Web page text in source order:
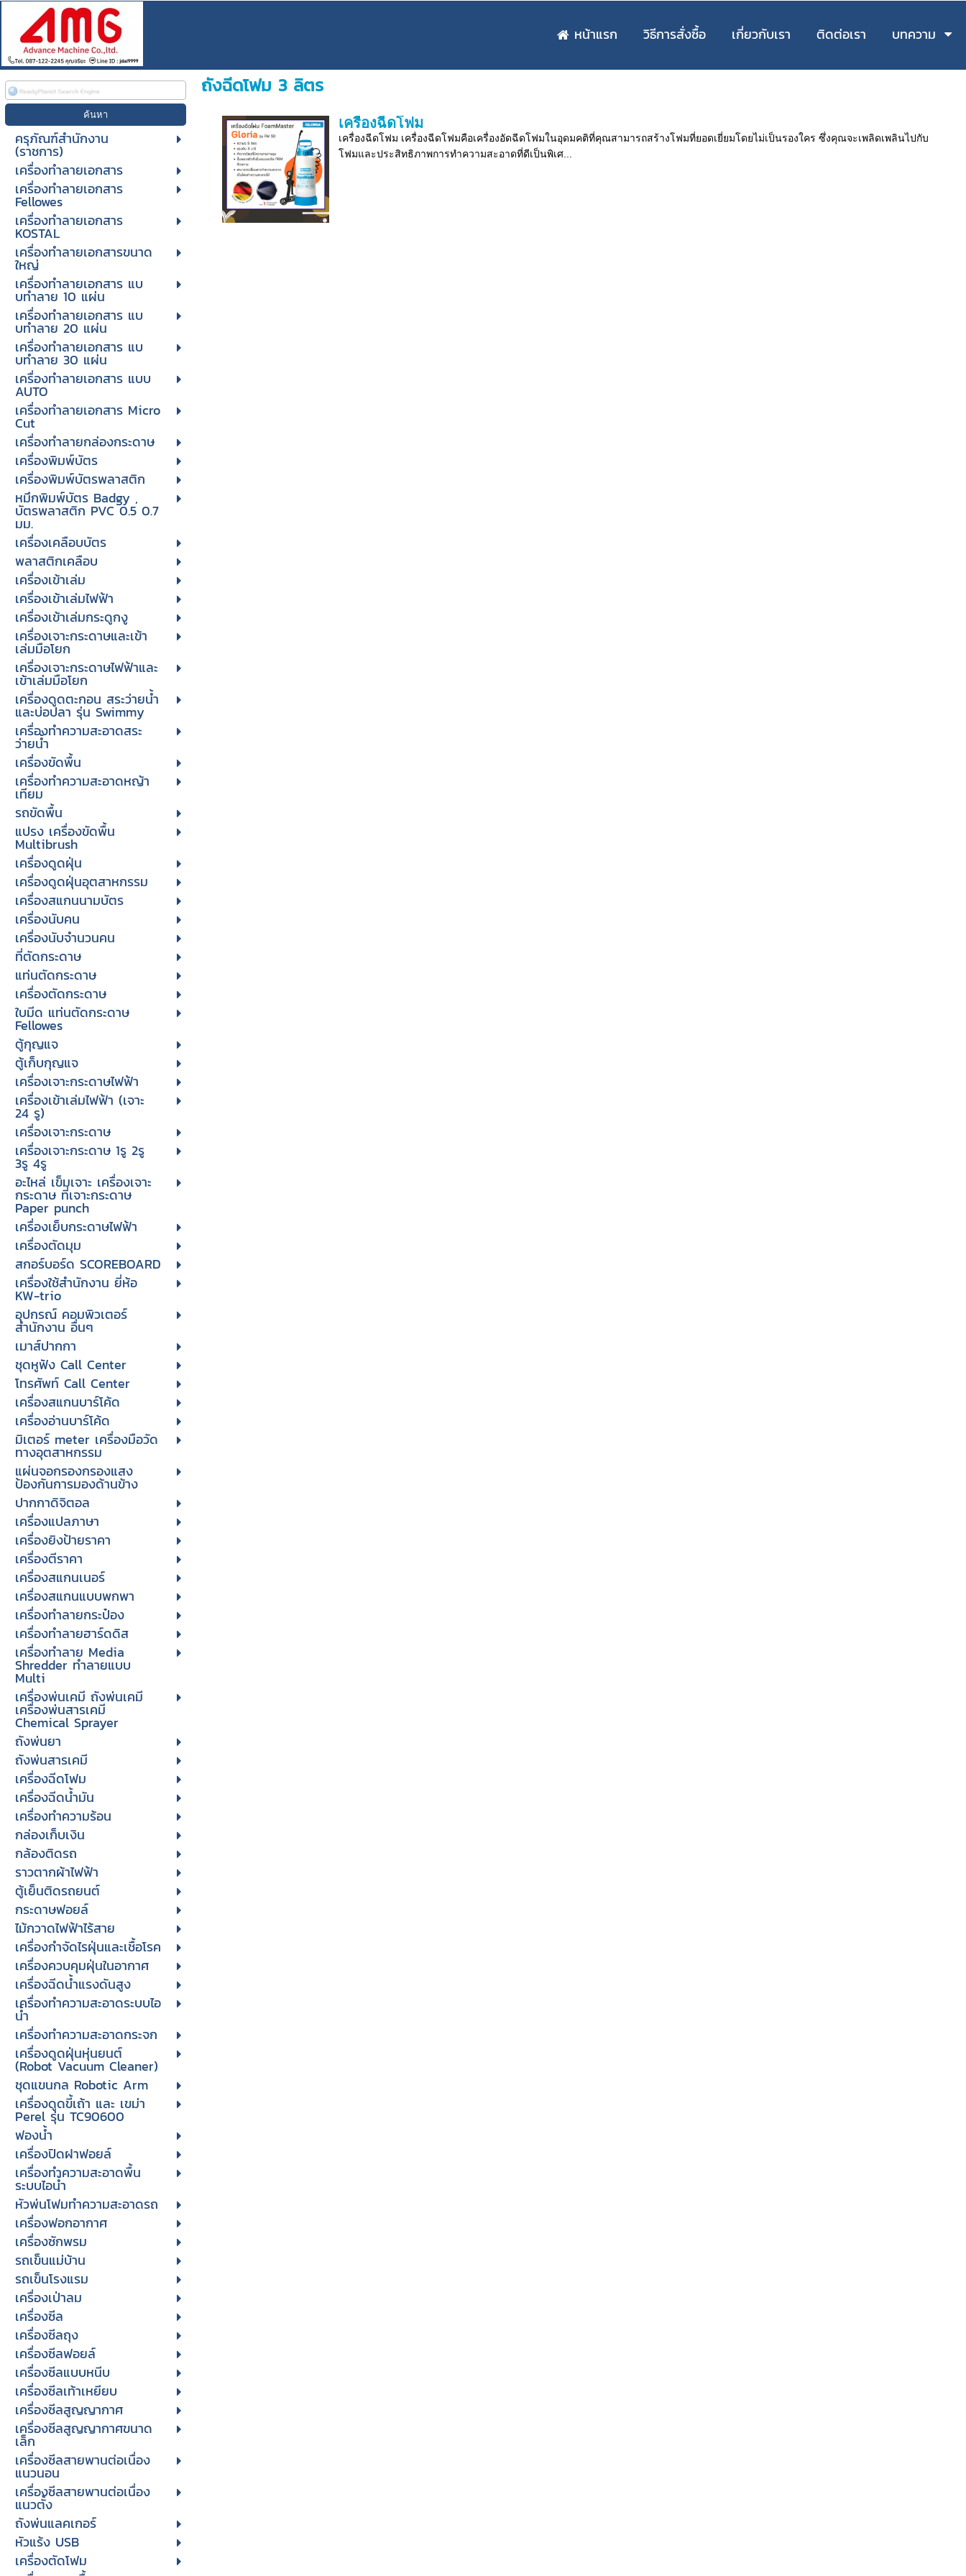
หน้าแรก วิธีการสั่งซื้อ เกี่ยวกับเรา ติดต่อเรา บทความ
ครุภัณฑ์สำนักงาน
(ราชการ)
เครื่องทำลายเอกสาร
เครื่องทำลายเอกสาร
Fellowes
เครื่องทำลายเอกสาร
KOSTAL
เครื่องทำลายเอกสารขนาด
ใหญ่
เครื่องทําลายเอกสาร แบ
บทําลาย 10 แผ่น
เครื่องทําลายเอกสาร แบ
บทําลาย 20 แผ่น
เครื่องทําลายเอกสาร แบ
บทําลาย 30 แผ่น
เครื่องทำลายเอกสาร แบบ
AUTO
เครื่องทำลายเอกสาร Micro
Cut
เครื่องทำลายกล่องกระดาษ
เครื่องพิมพ์บัตร
เครื่องพิมพ์บัตรพลาสติก
หมึกพิมพ์บัตร Badgy ,
บัตรพลาสติก PVC 0.5 0.7
มม.
เครื่องเคลือบบัตร
พลาสติกเคลือบ
เครื่องเข้าเล่ม
เครื่องเข้าเล่มไฟฟ้า
เครื่องเข้าเล่มกระดูกงู
เครื่องเจาะกระดาษและเข้า
เล่มมือโยก
เครื่องเจาะกระดาษไฟฟ้าและ
เข้าเล่มมือโยก
เครื่องดูดตะกอน สระว่ายน้ำ
และบ่อปลา รุ่น Swimmy
เครื่องทำความสะอาดสระ
ว่ายน้ำ
เครื่องขัดพื้น
เครื่องทำความสะอาดหญ้า
เทียม
รถขัดพื้น
แปรง เครื่องขัดพื้น
Multibrush
เครื่องดูดฝุ่น
เครื่องดูดฝุ่นอุตสาหกรรม
เครื่องสแกนนามบัตร
เครื่องนับคน
เครื่องนับจํานวนคน
ที่ตัดกระดาษ
แท่นตัดกระดาษ
เครื่องตัดกระดาษ
ใบมีด แท่นตัดกระดาษ
Fellowes
ตู้กุญแจ
ตู้เก็บกุญแจ
เครื่องเจาะกระดาษไฟฟ้า
เครื่องเข้าเล่มไฟฟ้า (เจาะ
24 รู)
เครื่องเจาะกระดาษ
เครื่องเจาะกระดาษ 1รู 2รู
3รู 4รู
อะไหล่ เข็มเจาะ เครื่องเจาะ
กระดาษ ที่เจาะกระดาษ
Paper punch
เครื่องเย็บกระดาษไฟฟ้า
เครื่องตัดมุม
สกอร์บอร์ด SCOREBOARD
เครื่องใช้สำนักงาน ยี่ห้อ
KW-trio
อุปกรณ์ คอมพิวเตอร์
สำนักงาน อื่นๆ
เมาส์ปากกา
ชุดหูฟัง Call Center
โทรศัพท์ Call Center
เครื่องสแกนบาร์โค้ด
เครื่องอ่านบาร์โค้ด
มิเตอร์ meter เครื่องมือวัด
ทางอุตสาหกรรม
แผ่นจอกรองกรองแสง
ป้องกันการมองด้านข้าง
ปากกาดิจิตอล
เครื่องแปลภาษา
เครื่องยิงป้ายราคา
เครื่องตีราคา
เครื่องสแกนเนอร์
เครื่องสแกนแบบพกพา
เครื่องทำลายกระป๋อง
เครื่องทำลายฮาร์ดดิส
เครื่องทำลาย Media
Shredder ทำลายแบบ
Multi
เครื่องพ่นเคมี ถังพ่นเคมี
เครื่องพ่นสารเคมี
Chemical Sprayer
ถังพ่นยา
ถังพ่นสารเคมี
เครื่องฉีดโฟม
เครื่องฉีดน้ำมัน
เครื่องทำความร้อน
กล่องเก็บเงิน
กล้องติดรถ
ราวตากผ้าไฟฟ้า
ตู้เย็นติดรถยนต์
กระดาษฟอยล์
ไม้กวาดไฟฟ้าไร้สาย
เครื่องกำจัดไรฝุ่นและเชื้อโรค
เครื่องควบคุมฝุ่นในอากาศ
เครื่องฉีดน้ำแรงดันสูง
เครื่องทำความสะอาดระบบไอ
น้ำ
เครื่องทำความสะอาดกระจก
เครื่องดูดฝุ่นหุ่นยนต์
(Robot Vacuum Cleaner)
ชุดแขนกล Robotic Arm
เครื่องดูดขี้เถ้า และ เขม่า
Perel รุ่น TC90600
ฟองน้ำ
เครื่องปิดฝาฟอยล์
เครื่องทำความสะอาดพื้น
ระบบไอน้ำ
หัวพ่นโฟมทำความสะอาดรถ
เครื่องฟอกอากาศ
เครื่องซักพรม
รถเข็นแม่บ้าน
รถเข็นโรงแรม
เครื่องเป่าลม
เครื่องซีล
เครื่องซีลถุง
เครื่องซีลฟอยล์
เครื่องซีลแบบหนีบ
เครื่องซีลเท้าเหยียบ
เครื่องซีลสูญญากาศ
เครื่องซีลสูญญากาศขนาด
เล็ก
เครื่องซีลสายพานต่อเนื่อง
แนวนอน
เครื่องซีลสายพานต่อเนื่อง
แนวตั้ง
ถังพ่นแลคเกอร์
หัวแร้ง USB
เครื่องตัดโฟม
ถังฉีดโฟม 3 ลิตร
เครื่องฉีดโฟม
เครื่องฉีดโฟม เครื่องฉีดโฟมคือเครื่องอัดฉีดโฟมในอุดมคติที่คุณสามารถสร้างโฟมที่ยอดเยี่ยมโดยไม่เป็นรองใคร ซึ่งคุณจะเพลิดเพลินไปกับ
โฟมและประสิทธิภาพการทำความสะอาดที่ดีเป็นพิเศ...